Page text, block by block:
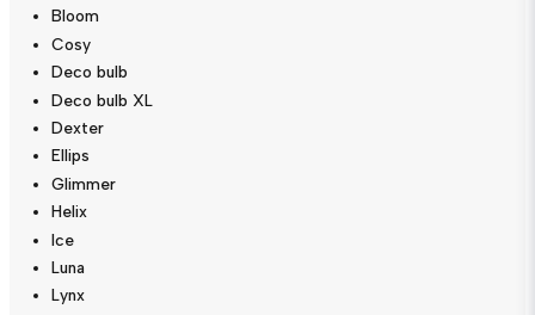
Bloom
Cosy
Deco bulb
Deco bulb XL
Dexter
Ellips
Glimmer
Helix
Ice
Luna
Lynx